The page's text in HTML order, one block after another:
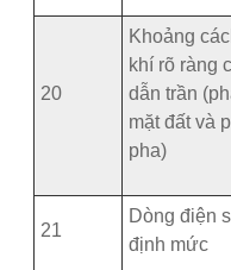
20
Khoảng
khí rõ ràng
dẫn trần
mặt đất và
pha)
21
Dòng điện
định mức